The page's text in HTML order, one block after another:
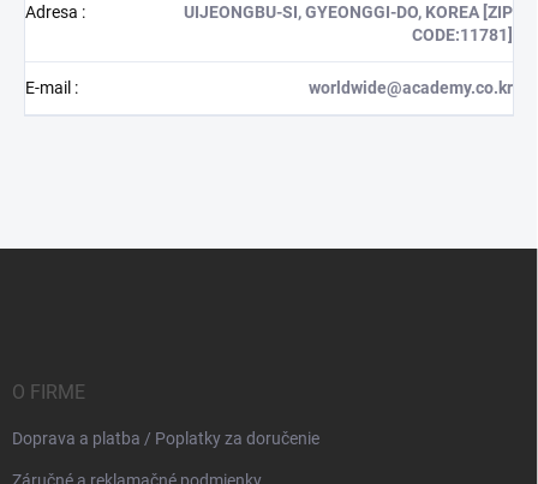
Adresa :
UIJEONGBU-SI, GYEONGGI-DO, KOREA [ZIP
CODE:11781]
E-mail : worldwide@academy.co.kr
O FIRME
Doprava a platba / Poplatky za doručenie